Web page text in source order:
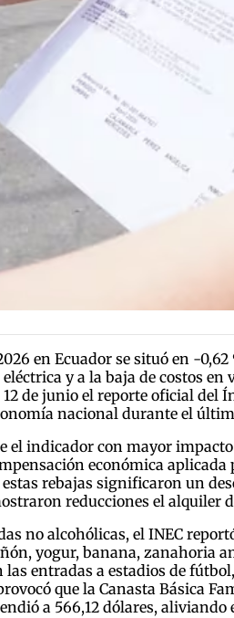
en Ecuador se situó en -
y a la baja de costos
12 de junio el reporte oficial
nacional durante el
el indicador con mayor
económica
rebajas significaron un
reducciones el alquiler
no alcohólicas, el INEC
yogur, banana, zanahoria
entradas a estadios de
que la Canasta Básica
a 566,12 dólares, aliviando